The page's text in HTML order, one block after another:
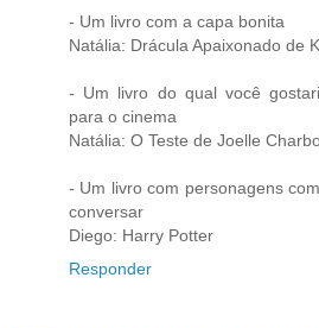
- Um livro com a capa bonita
Natália: Drácula Apaixonado de
- Um livro do qual você
para o cinema
Natália: O Teste de Joelle
- Um livro com personagens
conversar
Diego: Harry Potter
Responder